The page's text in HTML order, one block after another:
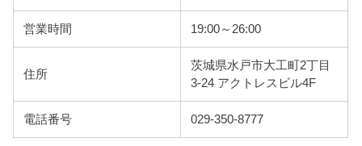
営業時間 19:00～26:00
住所
茨城県水戸市大工町2丁目
3-24 アクトレスビル4F
電話番号 029-350-8777